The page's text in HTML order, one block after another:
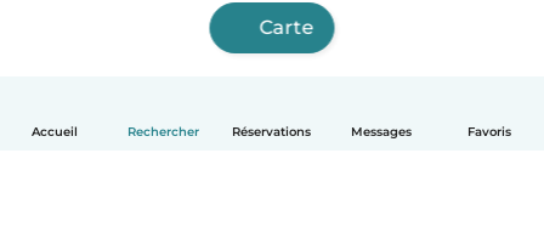
Accueil Rechercher Réservations Messages Favoris
Carte